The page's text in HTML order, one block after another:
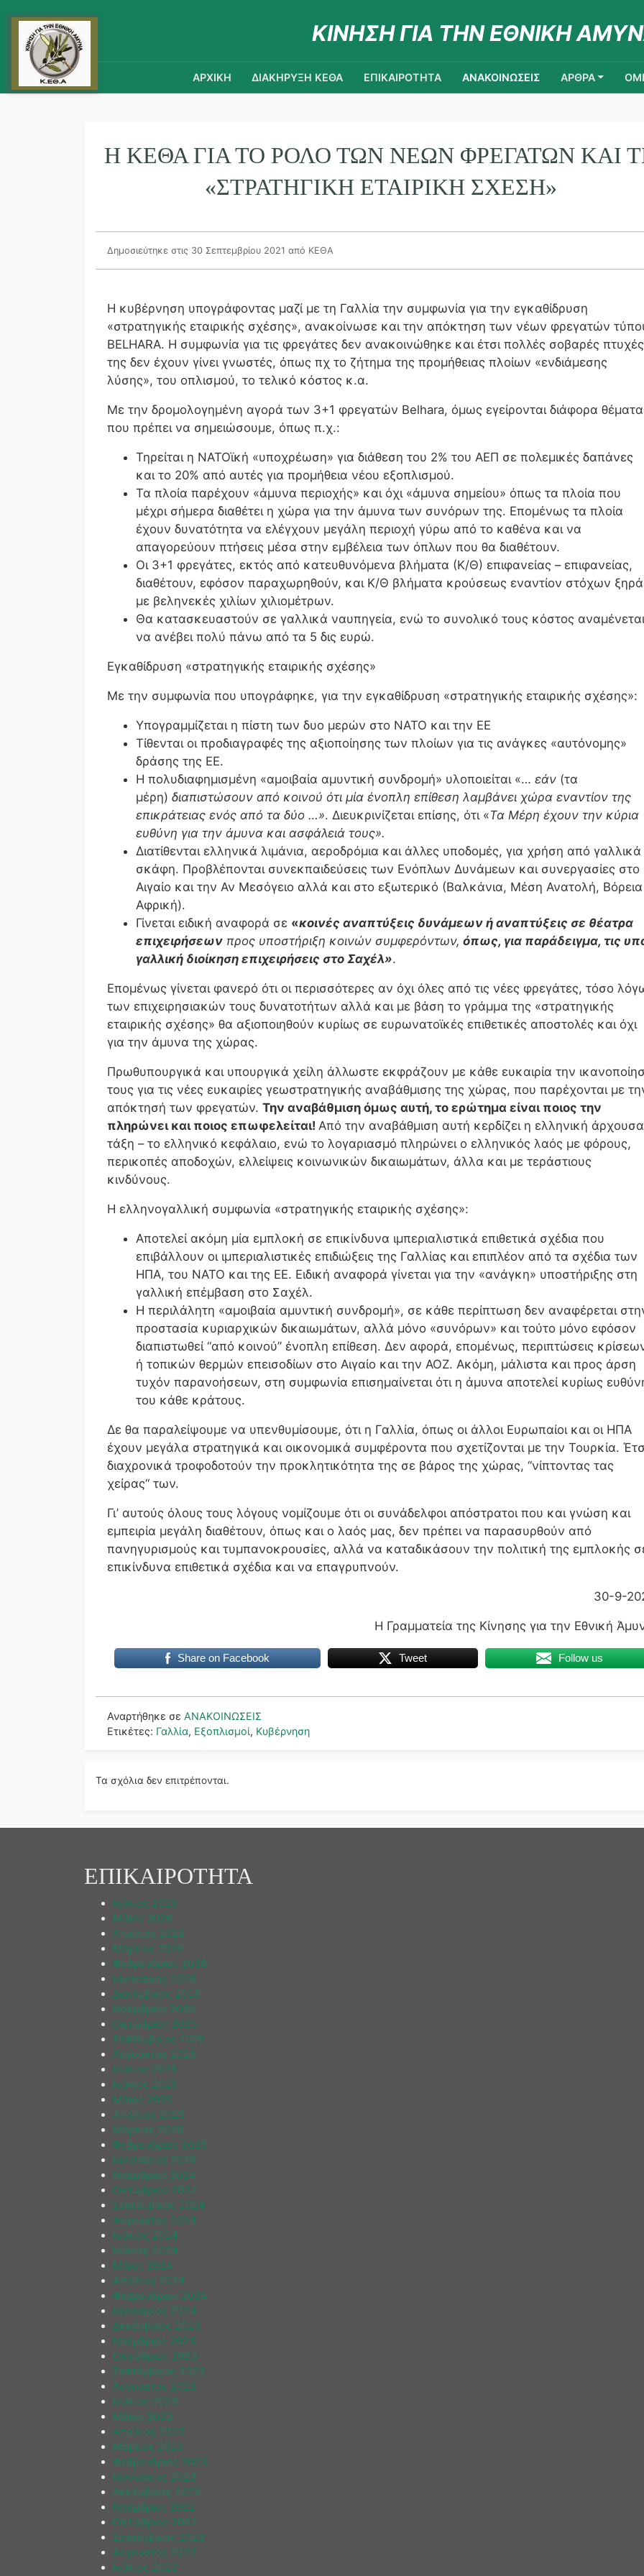
ΚΙΝΗΣΗ ΓΙΑ ΤΗΝ ΕΘΝΙΚΗ
ΑΡΧΙΚΗ ΔΙΑΚΗΡΥΞΗ ΚΕΘΑ ΕΠΙΚΑΙΡΟΤΗΤΑ ΑΝΑΚΟΙΝΩΣΕΙΣ ΑΡΘΡΑ
Η ΚΕΘΑ ΓΙΑ ΤΟ ΡΌΛΟ ΤΩΝ ΝΈΩΝ ΦΡΕΓΑΤΏΝ ΚΑΙ
«ΣΤΡΑΤΗΓΙΚΉ ΕΤΑΙΡΙΚΉ ΣΧΈΣΗ»
Δημοσιεύτηκε στις 30 Σεπτεμβρίου 2021 από ΚΕΘΑ
Η κυβέρνηση υπογράφοντας μαζί με τη Γαλλία την συμφωνία για την εγκαθίδρυση
«στρατηγικής εταιρικής σχέσης», ανακοίνωσε και την απόκτηση των νέων φρεγατών
BELHARA. Η συμφωνία για τις φρεγάτες δεν ανακοινώθηκε και έτσι πολλές σοβαρές πτυχές
της δεν έχουν γίνει γνωστές, όπως πχ το ζήτημα της προμήθειας πλοίων «ενδιάμεσης
λύσης», του οπλισμού, το τελικό κόστος κ.α.
Με την δρομολογημένη αγορά των 3+1 φρεγατών Belhara, όμως εγείρονται διάφορα
που πρέπει να σημειώσουμε, όπως π.χ.:
Τηρείται η ΝΑΤΟϊκή «υποχρέωση» για διάθεση του 2% του ΑΕΠ σε πολεμικές δαπάνες
και το 20% από αυτές για προμήθεια νέου εξοπλισμού.
Τα πλοία παρέχουν «άμυνα περιοχής» και όχι «άμυνα σημείου» όπως τα πλοία που
μέχρι σήμερα διαθέτει η χώρα για την άμυνα των συνόρων της. Επομένως τα πλοία
έχουν δυνατότητα να ελέγχουν μεγάλη περιοχή γύρω από το καθένα και να
απαγορεύουν πτήσεις μέσα στην εμβέλεια των όπλων που θα διαθέτουν.
Οι 3+1 φρεγάτες, εκτός από κατευθυνόμενα βλήματα (Κ/Θ) επιφανείας – επιφανείας,
διαθέτουν, εφόσον παραχωρηθούν, και Κ/Θ βλήματα κρούσεως εναντίον στόχων
με βεληνεκές χιλίων χιλιομέτρων.
Θα κατασκευαστούν σε γαλλικά ναυπηγεία, ενώ το συνολικό τους κόστος αναμένεται
να ανέβει πολύ πάνω από τα 5 δις ευρώ.
Εγκαθίδρυση «στρατηγικής εταιρικής σχέσης»
Με την συμφωνία που υπογράφηκε, για την εγκαθίδρυση «στρατηγικής εταιρικής σχέσης»:
Υπογραμμίζεται η πίστη των δυο μερών στο ΝΑΤΟ και την ΕΕ
Τίθενται οι προδιαγραφές της αξιοποίησης των πλοίων για τις ανάγκες «αυτόνομης»
δράσης της ΕΕ.
Η πολυδιαφημισμένη «αμοιβαία αμυντική συνδρομή» υλοποιείται «… εάν (τα
μέρη) διαπιστώσουν από κοινού ότι μία ένοπλη επίθεση λαμβάνει χώρα εναντίον της
επικράτειας ενός από τα δύο …». Διευκρινίζεται επίσης, ότι «Τα Μέρη έχουν την κύρια
ευθύνη για την άμυνα και ασφάλειά τους».
Διατίθενται ελληνικά λιμάνια, αεροδρόμια και άλλες υποδομές, για χρήση από γαλλικά
σκάφη. Προβλέπονται συνεκπαιδεύσεις των Ενόπλων Δυνάμεων και συνεργασίες στο
Αιγαίο και την Αν Μεσόγειο αλλά και στο εξωτερικό (Βαλκάνια, Μέση Ανατολή, Βόρεια
Αφρική).
Γίνεται ειδική αναφορά σε «κοινές αναπτύξεις δυνάμεων ή αναπτύξεις σε θέατρα
επιχειρήσεων προς υποστήριξη κοινών συμφερόντων, όπως, για παράδειγμα, τις
γαλλική διοίκηση επιχειρήσεις στο Σαχέλ».
Επομένως γίνεται φανερό ότι οι περισσότερες αν όχι όλες από τις νέες φρεγάτες, τόσο
των επιχειρησιακών τους δυνατοτήτων αλλά και με βάση το γράμμα της «στρατηγικής
εταιρικής σχέσης» θα αξιοποιηθούν κυρίως σε ευρωνατοϊκές επιθετικές αποστολές και όχι
για την άμυνα της χώρας.
Πρωθυπουργικά και υπουργικά χείλη άλλωστε εκφράζουν με κάθε ευκαιρία την
τους για τις νέες ευκαιρίες γεωστρατηγικής αναβάθμισης της χώρας, που παρέχονται με
απόκτησή των φρεγατών. Την αναβάθμιση όμως αυτή, το ερώτημα είναι ποιος την
πληρώνει και ποιος επωφελείται! Από την αναβάθμιση αυτή κερδίζει η ελληνική άρχουσα
τάξη – το ελληνικό κεφάλαιο, ενώ το λογαριασμό πληρώνει ο ελληνικός λαός με φόρους,
περικοπές αποδοχών, ελλείψεις κοινωνικών δικαιωμάτων, άλλα και με τεράστιους
κινδύνους.
Η ελληνογαλλική συμφωνία «στρατηγικής εταιρικής σχέσης»:
Αποτελεί ακόμη μία εμπλοκή σε επικίνδυνα ιμπεριαλιστικά επιθετικά σχέδια που
επιβάλλουν οι ιμπεριαλιστικές επιδιώξεις της Γαλλίας και επιπλέον από τα σχέδια των
ΗΠΑ, του ΝΑΤΟ και της ΕΕ. Ειδική αναφορά γίνεται για την «ανάγκη» υποστήριξης στη
γαλλική επέμβαση στο Σαχέλ.
Η περιλάλητη «αμοιβαία αμυντική συνδρομή», σε κάθε περίπτωση δεν αναφέρεται
προστασία κυριαρχικών δικαιωμάτων, αλλά μόνο «συνόρων» και τούτο μόνο εφόσον
διαπιστωθεί “από κοινού” ένοπλη επίθεση. Δεν αφορά, επομένως, περιπτώσεις
ή τοπικών θερμών επεισοδίων στο Αιγαίο και την ΑΟΖ. Ακόμη, μάλιστα και προς άρση
τυχόν παρανοήσεων, στη συμφωνία επισημαίνεται ότι η άμυνα αποτελεί κυρίως
του κάθε κράτους.
Δε θα παραλείψουμε να υπενθυμίσουμε, ότι η Γαλλία, όπως οι άλλοι Ευρωπαίοι και οι ΗΠΑ
έχουν μεγάλα στρατηγικά και οικονομικά συμφέροντα που σχετίζονται με την Τουρκία.
διαχρονικά τροφοδοτούν την προκλητικότητα της σε βάρος της χώρας, “νίπτοντας τας
χείρας“ των.
Γι’ αυτούς όλους τους λόγους νομίζουμε ότι οι συνάδελφοι απόστρατοι που και γνώση και
εμπειρία μεγάλη διαθέτουν, όπως και ο λαός μας, δεν πρέπει να παρασυρθούν από
πανηγυρισμούς και τυμπανοκρουσίες, αλλά να καταδικάσουν την πολιτική της εμπλοκής
επικίνδυνα επιθετικά σχέδια και να επαγρυπνούν.
30-9-
Η Γραμματεία της Κίνησης για την Εθνική
Share on Facebook Tweet Follow us
Αναρτήθηκε σε ΑΝΑΚΟΙΝΩΣΕΙΣ
Ετικέτες: Γαλλία, Εξοπλισμοί, Κυβέρνηση
Τα σχόλια δεν επιτρέπονται.
ΕΠΙΚΑΙΡΟΤΗΤΑ
Ιούλιος 2026
Μάιος 2026
Απρίλιος 2026
Μάρτιος 2026
Φεβρουάριος 2026
Ιανουάριος 2026
Δεκέμβριος 2025
Νοέμβριος 2025
Οκτώβριος 2025
Σεπτέμβριος 2025
Αύγουστος 2025
Ιούλιος 2025
Ιούνιος 2025
Μάιος 2025
Απρίλιος 2025
Μάρτιος 2025
Φεβρουάριος 2025
Ιανουάριος 2025
Νοέμβριος 2024
Οκτώβριος 2024
Σεπτέμβριος 2024
Αύγουστος 2024
Ιούλιος 2024
Ιούνιος 2024
Μάιος 2024
Απρίλιος 2024
Φεβρουάριος 2024
Ιανουάριος 2024
Δεκέμβριος 2023
Νοέμβριος 2023
Οκτώβριος 2023
Σεπτέμβριος 2023
Αύγουστος 2023
Ιούλιος 2023
Μάιος 2023
Απρίλιος 2023
Μάρτιος 2023
Φεβρουάριος 2023
Ιανουάριος 2023
Δεκέμβριος 2022
Νοέμβριος 2022
Οκτώβριος 2022
Σεπτέμβριος 2022
Αύγουστος 2022
Ιούλιος 2022